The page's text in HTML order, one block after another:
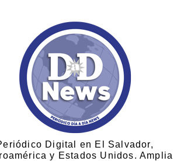
Digital en El Salvador,
y Estados Unidos. Amplia